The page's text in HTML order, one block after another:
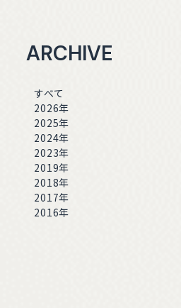
ARCHIVE
すべて
2026年
2025年
2024年
2023年
2019年
2018年
2017年
2016年